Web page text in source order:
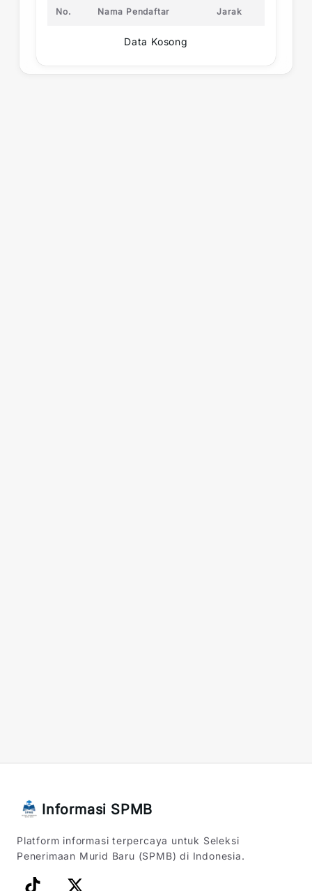
No. Nama Pendaftar Jarak
Data Kosong
Informasi SPMB
Platform informasi terpercaya untuk Seleksi
Penerimaan Murid Baru (SPMB) di Indonesia.